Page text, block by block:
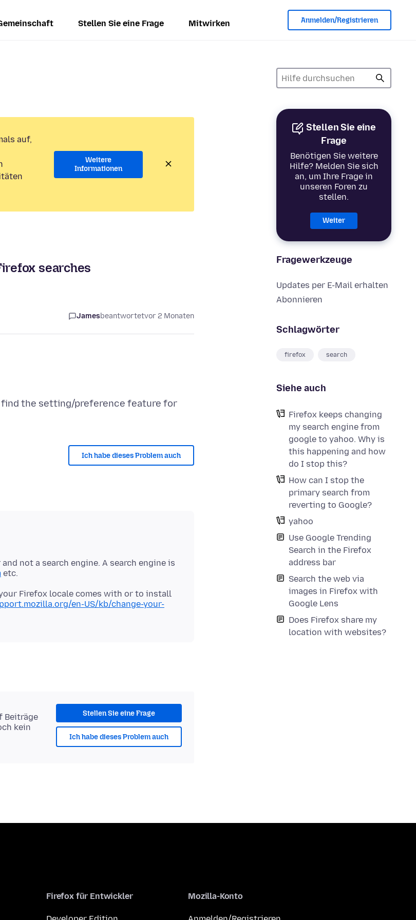
Stellen Sie eine Frage Mitwirken Anmelden/Registrieren
Stellen Sie eine
Frage
Benötigen Sie weitere
Hilfe? Melden Sie sich
an, um Ihre Frage in
unseren Foren zu
stellen.
Weiter
Fragewerkzeuge
Updates per E-Mail erhalten
Abonnieren
Schlagwörter
firefox search
Siehe auch
Firefox keeps changing
my search engine from
google to yahoo. Why is
this happening and how
do I stop this?
How can I stop the
primary search from
reverting to Google?
yahoo
Use Google Trending
Search in the Firefox
address bar
Search the web via
images in Firefox with
Google Lens
Does Firefox share my
location with websites?
auf,
Weitere
Informationen
searches
Jamesbeantwortetvor 2 Monaten
find the setting/preference feature for
Ich habe dieses Problem auch
not a search engine. A search engine is
Firefox locale comes with or to install
en-US/kb/change-your-
Stellen Sie eine Frage
Ich habe dieses Problem auch
Beiträge
kein
Firefox für Entwickler Mozilla-Konto